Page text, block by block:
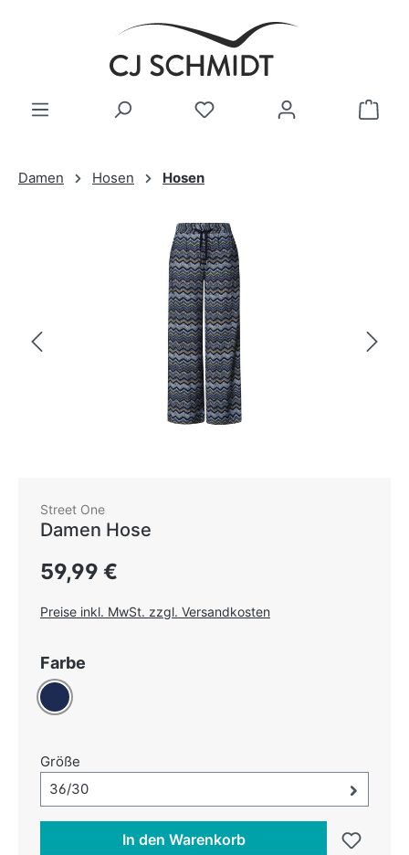
Zum Hauptinhalt springen
Damen Hosen Hosen
Bildergalerie überspringen
Street One
Damen Hose
Regulärer Preis:
59,99 €
Preise inkl. MwSt. zzgl. Versandkosten
Farbe
Dunkelblau
Größe
Größe-Auswahl öffnen, aktuell ausgewählt:
36/30
In den Warenkorb